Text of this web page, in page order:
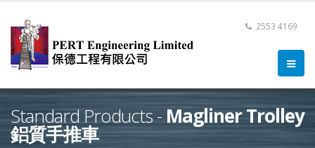
2553 4169
Standard Products - Magliner Trolley
鋁質手推車